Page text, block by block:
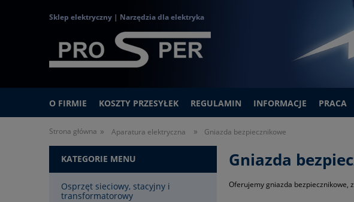
Sklep elektryczny | Narzędzia dla elektryka
O FIRMIE KOSZTY PRZESYŁEK REGULAMIN INFORMACJE PRACA
Strona główna » Aparatura elektryczna » Gniazda bezpiecznikowe
KATEGORIE MENU
Osprzęt sieciowy, stacyjny i
transformatorowy
Gniazda
Oferujemy gniazda bezpiecznikowe,